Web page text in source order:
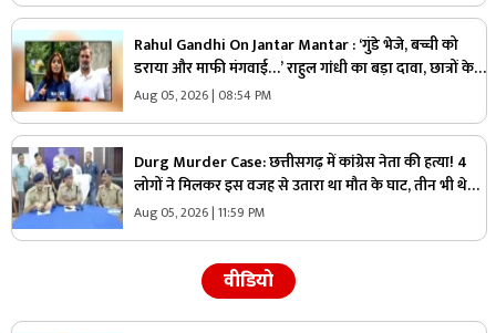
Rahul Gandhi On Jantar Mantar : ‘गुंडे भेजे, बच्ची को
डराया और माफी मंगवाई…’ राहुल गांधी का बड़ा दावा, छात्रों के
साथ खोला मोर्चा
Aug 05, 2026 | 08:54 PM
Durg Murder Case: छत्तीसगढ़ में कांग्रेस नेता की हत्या! 4
लोगों ने मिलकर इस वजह से उतारा था मौत के घाट, तीन भी थे
वारदात में शामिल
Aug 05, 2026 | 11:59 PM
वीडियो